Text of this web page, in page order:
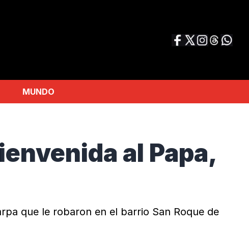
MUNDO
al Papa,
que le robaron en el barrio San Roque de